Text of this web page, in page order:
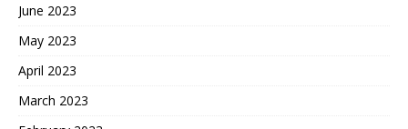
June 2023
May 2023
April 2023
March 2023